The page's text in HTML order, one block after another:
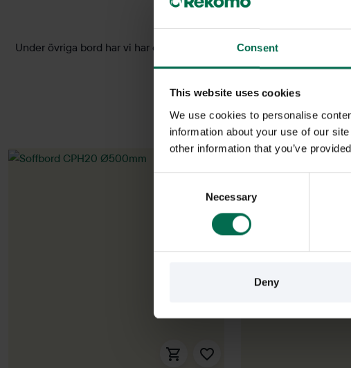
Consent
This website uses cookies
We use cookies to personalise
information about your use of our
other information that you’ve
Necessary
Deny
Under övriga bord har vi har ett brett sortiment av begagnade och